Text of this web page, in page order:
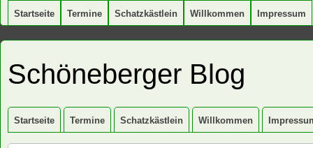
Startseite Termine Schatzkästlein Willkommen Impressum
Schöneberger Blog
Startseite Termine Schatzkästlein Willkommen